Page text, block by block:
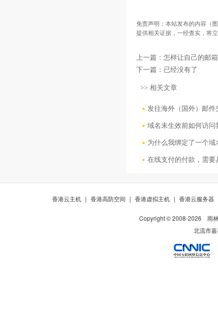
免责声明：本站发布的内容（
提供相关证据，一经查实，将
上一篇： 怎样让自己的邮
下一篇：已经没有了
>> 相关文章
发往海外（国外）邮件
域名未生效前如何访问
为什么我绑定了一个
在线支付的付款，需
香港云主机 | 香港高防空间 | 香港虚拟主机 | 香港云服务器
Copyright © 2008-2026
雨
北流市